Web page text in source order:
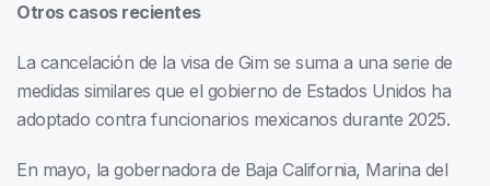
Otros casos recientes
La cancelación de la visa de Gim se suma a una serie de
medidas similares que el gobierno de Estados Unidos ha
adoptado contra funcionarios mexicanos durante 2025.
En mayo, la gobernadora de Baja California, Marina del